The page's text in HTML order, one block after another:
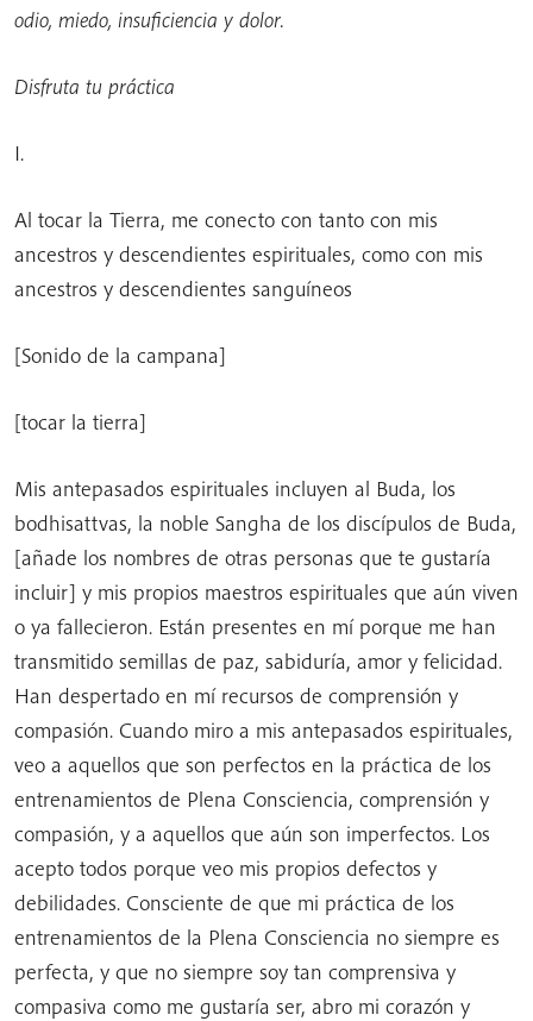
odio, miedo, insuficiencia y dolor.
Disfruta tu práctica
I.
Al tocar la Tierra, me conecto con tanto con mis
ancestros y descendientes espirituales, como con mis
ancestros y descendientes sanguíneos
[Sonido de la campana]
[tocar la tierra]
Mis antepasados ​​espirituales incluyen al Buda, los
bodhisattvas, la noble Sangha de los discípulos de Buda,
[añade los nombres de otras personas que te gustaría
incluir] y mis propios maestros espirituales que aún viven
o ya fallecieron. Están presentes en mí porque me han
transmitido semillas de paz, sabiduría, amor y felicidad.
Han despertado en mí recursos de comprensión y
compasión. Cuando miro a mis antepasados ​​espirituales,
veo a aquellos que son perfectos en la práctica de los
entrenamientos de Plena Consciencia, comprensión y
compasión, y a aquellos que aún son imperfectos. Los
acepto todos porque veo mis propios defectos y
debilidades. Consciente de que mi práctica de los
entrenamientos de la Plena Consciencia no siempre es
perfecta, y que no siempre soy tan comprensiva y
compasiva como me gustaría ser, abro mi corazón y